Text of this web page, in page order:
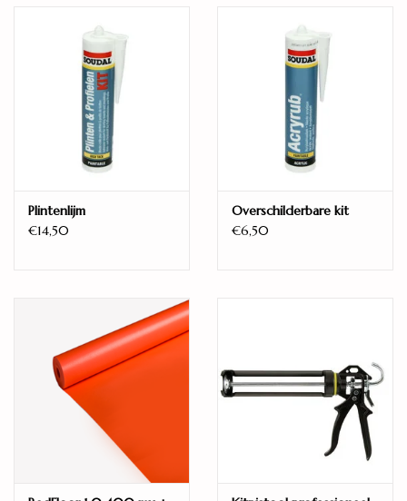
Natuurgetrouwe structuur
Aantal items per pak
Geschikt voor vloerverwarming
Ambiant
Fabrieksgarantie
Plintenlijm
€14,50
Overschilderbare kit
€6,50